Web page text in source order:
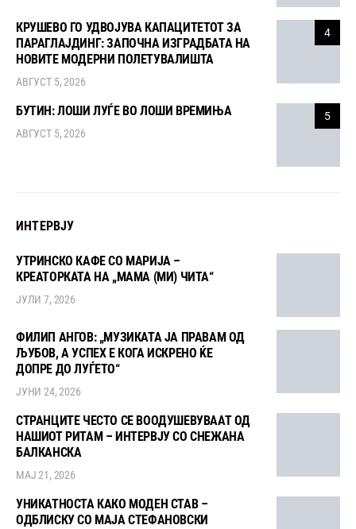
4
КРУШЕВО ГО УДВОЈУВА КАПАЦИТЕТОТ ЗА
ПАРАГЛАЈДИНГ: ЗАПОЧНА ИЗГРАДБАТА НА
НОВИТЕ МОДЕРНИ ПОЛЕТУВАЛИШТА
АВГУСТ 5, 2026
5
БУТИН: ЛОШИ ЛУЃЕ ВО ЛОШИ ВРЕМИЊА
АВГУСТ 5, 2026
ИНТЕРВЈУ
УТРИНСКО КАФЕ СО МАРИЈА –
КРЕАТОРКАТА НА „МАМА (МИ) ЧИТА“
ЈУЛИ 7, 2026
ФИЛИП АНГОВ: „МУЗИКАТА ЈА ПРАВАМ ОД
ЉУБОВ, А УСПЕХ Е КОГА ИСКРЕНО ЌЕ
ДОПРЕ ДО ЛУЃЕТО“
ЈУНИ 24, 2026
СТРАНЦИТЕ ЧЕСТО СЕ ВООДУШЕВУВААТ ОД
НАШИОТ РИТАМ – ИНТЕРВЈУ СО СНЕЖАНА
БАЛКАНСКА
МАЈ 21, 2026
УНИКАТНОСТА КАКО МОДЕН СТАВ –
ОДБЛИСКУ СО МАЈА СТЕФАНОВСКИ